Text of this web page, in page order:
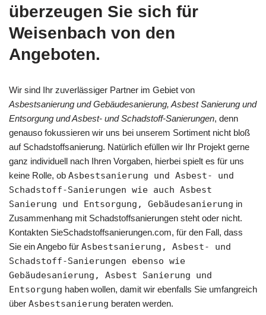
überzeugen Sie sich für
Weisenbach von den
Angeboten.
Wir sind Ihr zuverlässiger Partner im Gebiet von
Asbestsanierung und Gebäudesanierung, Asbest Sanierung und
Entsorgung und Asbest- und Schadstoff-Sanierungen, denn
genauso fokussieren wir uns bei unserem Sortiment nicht bloß
auf Schadstoffsanierung. Natürlich efüllen wir Ihr Projekt gerne
ganz individuell nach Ihren Vorgaben, hierbei spielt es für uns
keine Rolle, ob Asbestsanierung und Asbest- und
Schadstoff-Sanierungen wie auch Asbest
Sanierung und Entsorgung, Gebäudesanierung in
Zusammenhang mit Schadstoffsanierungen steht oder nicht.
Kontakten SieSchadstoffsanierungen.com, für den Fall, dass
Sie ein Angebo für Asbestsanierung, Asbest- und
Schadstoff-Sanierungen ebenso wie
Gebäudesanierung, Asbest Sanierung und
Entsorgung haben wollen, damit wir ebenfalls Sie umfangreich
über Asbestsanierung beraten werden.